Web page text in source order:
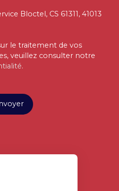
Bloctel, CS 61311, 41013
le traitement de vos
veuillez consulter notre
.